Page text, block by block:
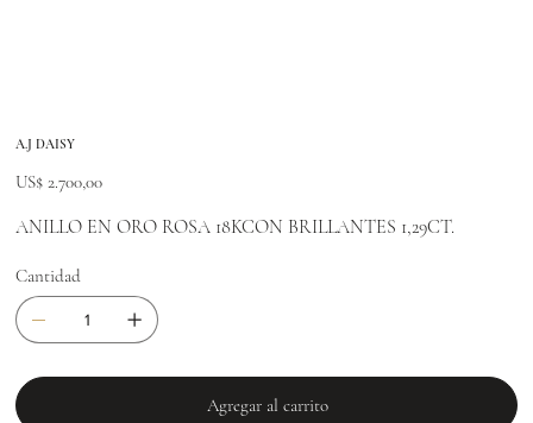
A.J DAISY
US$ 2.700,00
ANILLO EN ORO ROSA 18KCON BRILLANTES 1,29CT.
Cantidad
Agregar al carrito